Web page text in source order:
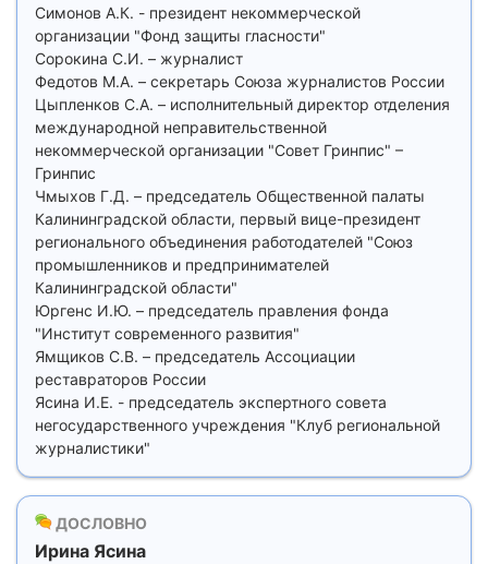
Симонов А.К. - президент некоммерческой
организации "Фонд защиты гласности"
Сорокина С.И. – журналист
Федотов М.А. – секретарь Союза журналистов России
Цыпленков С.А. – исполнительный директор отделения
международной неправительственной
некоммерческой организации "Совет Гринпис" –
Гринпис
Чмыхов Г.Д. – председатель Общественной палаты
Калининградской области, первый вице-президент
регионального объединения работодателей "Союз
промышленников и предпринимателей
Калининградской области"
Юргенс И.Ю. – председатель правления фонда
"Институт современного развития"
Ямщиков С.В. – председатель Ассоциации
реставраторов России
Ясина И.Е. - председатель экспертного совета
негосударственного учреждения "Клуб региональной
журналистики"
ДОСЛОВНО
Ирина Ясина